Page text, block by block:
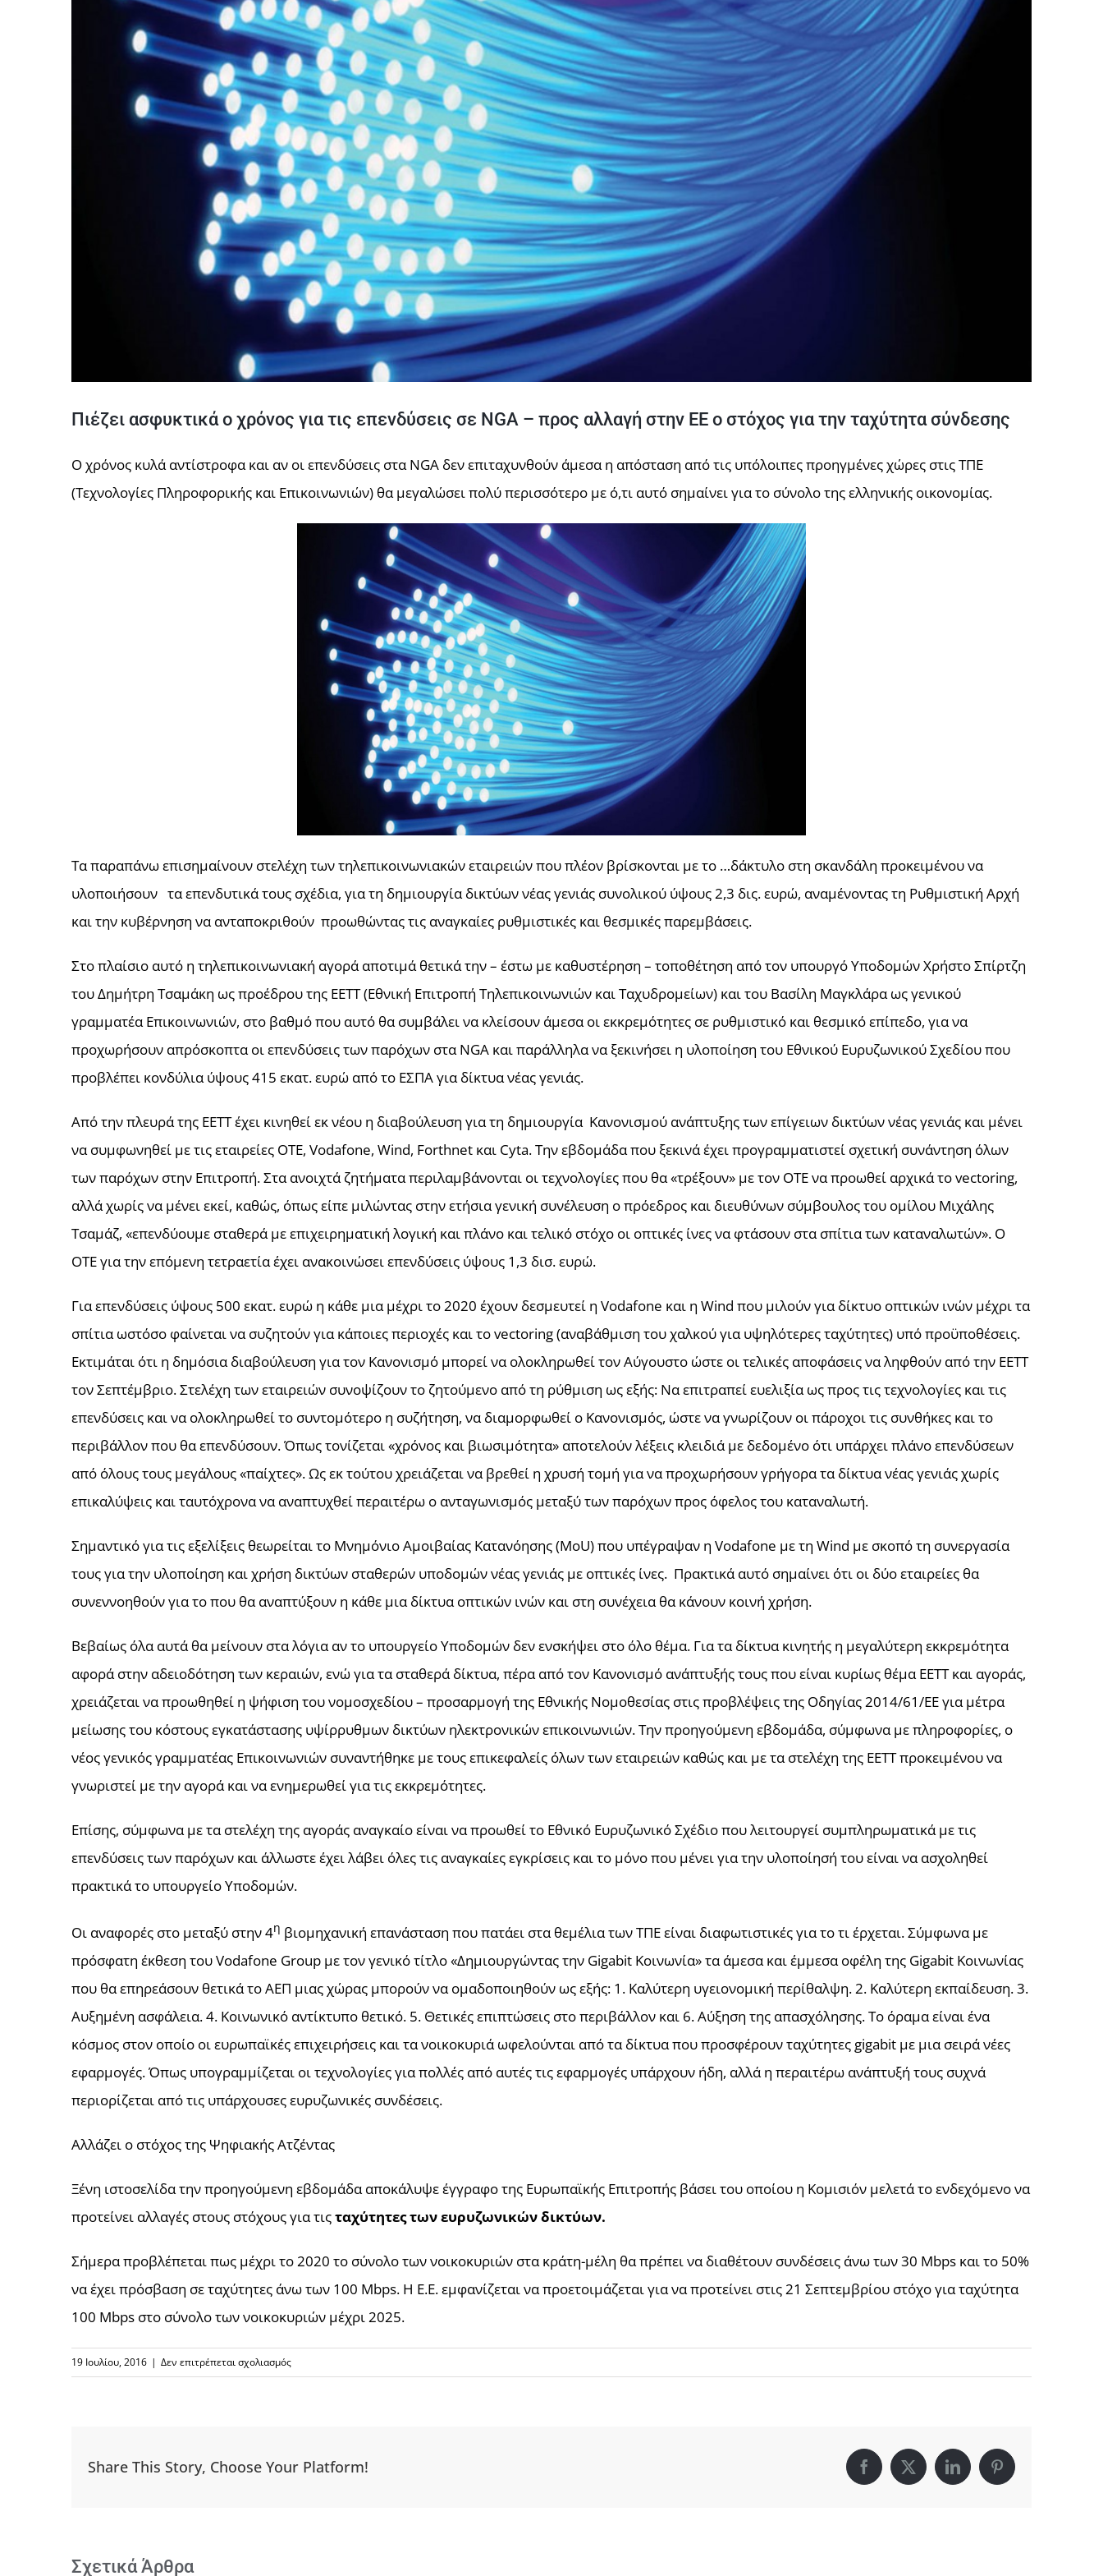
Πιέζει ασφυκτικά ο χρόνος για τις επενδύσεις σε NGA – προς αλλαγή στην ΕΕ ο στόχος για την ταχύτητα σύνδεσης
Ο χρόνος κυλά αντίστροφα και αν οι επενδύσεις στα NGA δεν επιταχυνθούν άμεσα η απόσταση από τις υπόλοιπες προηγμένες χώρες στις ΤΠΕ
(Τεχνολογίες Πληροφορικής και Επικοινωνιών) θα μεγαλώσει πολύ περισσότερο με ό,τι αυτό σημαίνει για το σύνολο της ελληνικής οικονομίας.
Τα παραπάνω επισημαίνουν στελέχη των τηλεπικοινωνιακών εταιρειών που πλέον βρίσκονται με το …δάκτυλο στη σκανδάλη προκειμένου να
υλοποιήσουν τα επενδυτικά τους σχέδια, για τη δημιουργία δικτύων νέας γενιάς συνολικού ύψους 2,3 δις. ευρώ, αναμένοντας τη Ρυθμιστική Αρχή
και την κυβέρνηση να ανταποκριθούν προωθώντας τις αναγκαίες ρυθμιστικές και θεσμικές παρεμβάσεις.
Στο πλαίσιο αυτό η τηλεπικοινωνιακή αγορά αποτιμά θετικά την – έστω με καθυστέρηση – τοποθέτηση από τον υπουργό Υποδομών Χρήστο Σπίρτζη
του Δημήτρη Τσαμάκη ως προέδρου της ΕΕΤΤ (Εθνική Επιτροπή Τηλεπικοινωνιών και Ταχυδρομείων) και του Βασίλη Μαγκλάρα ως γενικού
γραμματέα Επικοινωνιών, στο βαθμό που αυτό θα συμβάλει να κλείσουν άμεσα οι εκκρεμότητες σε ρυθμιστικό και θεσμικό επίπεδο, για να
προχωρήσουν απρόσκοπτα οι επενδύσεις των παρόχων στα NGA και παράλληλα να ξεκινήσει η υλοποίηση του Εθνικού Ευρυζωνικού Σχεδίου που
προβλέπει κονδύλια ύψους 415 εκατ. ευρώ από το ΕΣΠΑ για δίκτυα νέας γενιάς.
Από την πλευρά της ΕΕΤΤ έχει κινηθεί εκ νέου η διαβούλευση για τη δημιουργία Κανονισμού ανάπτυξης των επίγειων δικτύων νέας γενιάς και μένει
να συμφωνηθεί με τις εταιρείες ΟΤΕ, Vodafone, Wind, Forthnet και Cyta. Την εβδομάδα που ξεκινά έχει προγραμματιστεί σχετική συνάντηση όλων
των παρόχων στην Επιτροπή. Στα ανοιχτά ζητήματα περιλαμβάνονται οι τεχνολογίες που θα «τρέξουν» με τον ΟΤΕ να προωθεί αρχικά το vectoring,
αλλά χωρίς να μένει εκεί, καθώς, όπως είπε μιλώντας στην ετήσια γενική συνέλευση ο πρόεδρος και διευθύνων σύμβουλος του ομίλου Μιχάλης
Τσαμάζ, «επενδύουμε σταθερά με επιχειρηματική λογική και πλάνο και τελικό στόχο οι οπτικές ίνες να φτάσουν στα σπίτια των καταναλωτών». Ο
ΟΤΕ για την επόμενη τετραετία έχει ανακοινώσει επενδύσεις ύψους 1,3 δισ. ευρώ.
Για επενδύσεις ύψους 500 εκατ. ευρώ η κάθε μια μέχρι το 2020 έχουν δεσμευτεί η Vodafone και η Wind που μιλούν για δίκτυο οπτικών ινών μέχρι τα
σπίτια ωστόσο φαίνεται να συζητούν για κάποιες περιοχές και το vectoring (αναβάθμιση του χαλκού για υψηλότερες ταχύτητες) υπό προϋποθέσεις.
Εκτιμάται ότι η δημόσια διαβούλευση για τον Κανονισμό μπορεί να ολοκληρωθεί τον Αύγουστο ώστε οι τελικές αποφάσεις να ληφθούν από την ΕΕΤΤ
τον Σεπτέμβριο. Στελέχη των εταιρειών συνοψίζουν το ζητούμενο από τη ρύθμιση ως εξής: Να επιτραπεί ευελιξία ως προς τις τεχνολογίες και τις
επενδύσεις και να ολοκληρωθεί το συντομότερο η συζήτηση, να διαμορφωθεί ο Κανονισμός, ώστε να γνωρίζουν οι πάροχοι τις συνθήκες και το
περιβάλλον που θα επενδύσουν. Όπως τονίζεται «χρόνος και βιωσιμότητα» αποτελούν λέξεις κλειδιά με δεδομένο ότι υπάρχει πλάνο επενδύσεων
από όλους τους μεγάλους «παίχτες». Ως εκ τούτου χρειάζεται να βρεθεί η χρυσή τομή για να προχωρήσουν γρήγορα τα δίκτυα νέας γενιάς χωρίς
επικαλύψεις και ταυτόχρονα να αναπτυχθεί περαιτέρω ο ανταγωνισμός μεταξύ των παρόχων προς όφελος του καταναλωτή.
Σημαντικό για τις εξελίξεις θεωρείται το Μνημόνιο Αμοιβαίας Κατανόησης (ΜοU) που υπέγραψαν η Vodafone με τη Wind με σκοπό τη συνεργασία
τους για την υλοποίηση και χρήση δικτύων σταθερών υποδομών νέας γενιάς με οπτικές ίνες. Πρακτικά αυτό σημαίνει ότι οι δύο εταιρείες θα
συνεννοηθούν για το που θα αναπτύξουν η κάθε μια δίκτυα οπτικών ινών και στη συνέχεια θα κάνουν κοινή χρήση.
Βεβαίως όλα αυτά θα μείνουν στα λόγια αν το υπουργείο Υποδομών δεν ενσκήψει στο όλο θέμα. Για τα δίκτυα κινητής η μεγαλύτερη εκκρεμότητα
αφορά στην αδειοδότηση των κεραιών, ενώ για τα σταθερά δίκτυα, πέρα από τον Κανονισμό ανάπτυξής τους που είναι κυρίως θέμα ΕΕΤΤ και αγοράς,
χρειάζεται να προωθηθεί η ψήφιση του νομοσχεδίου – προσαρμογή της Εθνικής Νομοθεσίας στις προβλέψεις της Οδηγίας 2014/61/ΕΕ για μέτρα
μείωσης του κόστους εγκατάστασης υψίρρυθμων δικτύων ηλεκτρονικών επικοινωνιών. Την προηγούμενη εβδομάδα, σύμφωνα με πληροφορίες, ο
νέος γενικός γραμματέας Επικοινωνιών συναντήθηκε με τους επικεφαλείς όλων των εταιρειών καθώς και με τα στελέχη της ΕΕΤΤ προκειμένου να
γνωριστεί με την αγορά και να ενημερωθεί για τις εκκρεμότητες.
Επίσης, σύμφωνα με τα στελέχη της αγοράς αναγκαίο είναι να προωθεί το Εθνικό Ευρυζωνικό Σχέδιο που λειτουργεί συμπληρωματικά με τις
επενδύσεις των παρόχων και άλλωστε έχει λάβει όλες τις αναγκαίες εγκρίσεις και το μόνο που μένει για την υλοποίησή του είναι να ασχοληθεί
πρακτικά το υπουργείο Υποδομών.
Οι αναφορές στο μεταξύ στην 4η βιομηχανική επανάσταση που πατάει στα θεμέλια των ΤΠΕ είναι διαφωτιστικές για το τι έρχεται. Σύμφωνα με
πρόσφατη έκθεση του Vodafone Group με τον γενικό τίτλο «Δημιουργώντας την Gigabit Κοινωνία» τα άμεσα και έμμεσα οφέλη της Gigabit Κοινωνίας
που θα επηρεάσουν θετικά το ΑΕΠ μιας χώρας μπορούν να ομαδοποιηθούν ως εξής: 1. Καλύτερη υγειονομική περίθαλψη. 2. Καλύτερη εκπαίδευση. 3.
Αυξημένη ασφάλεια. 4. Κοινωνικό αντίκτυπο θετικό. 5. Θετικές επιπτώσεις στο περιβάλλον και 6. Αύξηση της απασχόλησης. Το όραμα είναι ένα
κόσμος στον οποίο οι ευρωπαϊκές επιχειρήσεις και τα νοικοκυριά ωφελούνται από τα δίκτυα που προσφέρουν ταχύτητες gigabit με μια σειρά νέες
εφαρμογές. Όπως υπογραμμίζεται οι τεχνολογίες για πολλές από αυτές τις εφαρμογές υπάρχουν ήδη, αλλά η περαιτέρω ανάπτυξή τους συχνά
περιορίζεται από τις υπάρχουσες ευρυζωνικές συνδέσεις.
Αλλάζει ο στόχος της Ψηφιακής Ατζέντας
Ξένη ιστοσελίδα την προηγούμενη εβδομάδα αποκάλυψε έγγραφο της Ευρωπαϊκής Επιτροπής βάσει του οποίου η Κομισιόν μελετά το ενδεχόμενο να
προτείνει αλλαγές στους στόχους για τιςταχύτητες των ευρυζωνικών δικτύων.
Σήμερα προβλέπεται πως μέχρι το 2020 το σύνολο των νοικοκυριών στα κράτη-μέλη θα πρέπει να διαθέτουν συνδέσεις άνω των 30 Mbps και το 50%
να έχει πρόσβαση σε ταχύτητες άνω των 100 Mbps. Η Ε.Ε. εμφανίζεται να προετοιμάζεται για να προτείνει στις 21 Σεπτεμβρίου στόχο για ταχύτητα
100 Mbps στο σύνολο των νοικοκυριών μέχρι 2025.
19 Ιουλίου, 2016 | Δεν επιτρέπεται σχολιασμόςστο
Πιέζει
για
Share This Story, Choose Your Platform! Facebook
X LinkedInPinterest
Σχετικά Άρθρα